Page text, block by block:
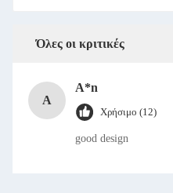
Όλες οι κριτικές
A
A*n
Χρήσιμο (12)
good design